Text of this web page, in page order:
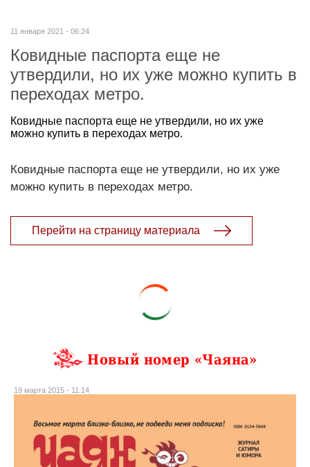
11 января 2021 - 06:24
Ковидные паспорта еще не
утвердили, но их уже можно купить в
переходах метро.
Ковидные паспорта еще не утвердили, но их уже
можно купить в переходах метро.
Ковидные паспорта еще не утвердили, но их уже
можно купить в переходах метро.
Перейти на страницу материала
Новый номер «Чаяна»
19 марта 2015 - 11:14